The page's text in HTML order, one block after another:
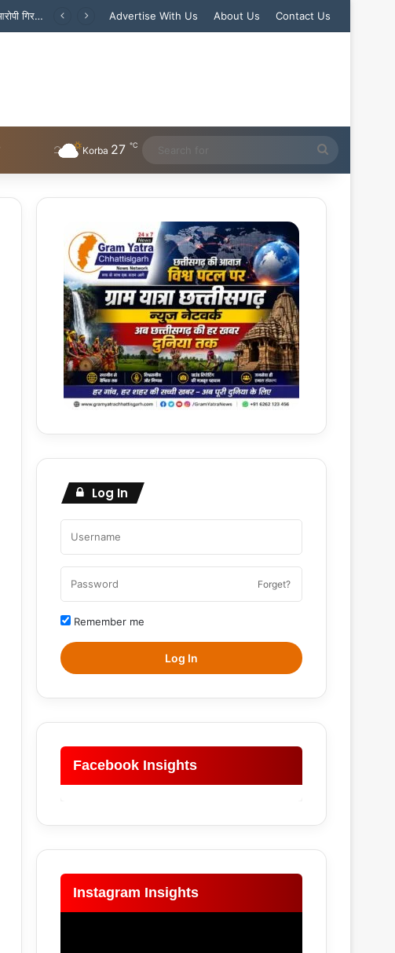
काले कागज को असली नोट बनाने का झांसा देकर 50 हजार की ठगी की कोशिश, अंतरराज्यीय गिरोह के 3 आरोपी गिरफ्तार Advertise With Us About Us Contact Us
Korba 27 ℃
for
Log In
Forget?
Remember me
Log In
Facebook Insights
Instagram Insights